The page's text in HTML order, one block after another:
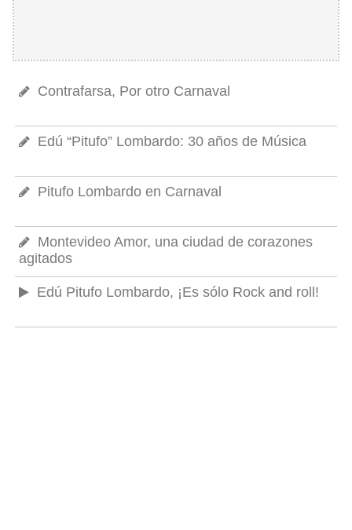
Contrafarsa, Por otro Carnaval
Edú “Pitufo” Lombardo: 30 años de Música
Pitufo Lombardo en Carnaval
Montevideo Amor, una ciudad de corazones
agitados
Edú Pitufo Lombardo, ¡Es sólo Rock and roll!